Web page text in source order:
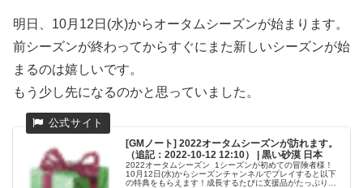
明日、10月12日(水)からオータムシーズンが始まります。
前シーズンが終わってからすぐにまた新しいシーズンが始
まるのは嬉しいです。
もう少し先になるのかと思っていました。
[GMノート] 2022オータムシーズンが訪れます。
（追記：2022-10-12 12:10） | 黒い砂漠 日本
2022オータムシーズン 1シーズンが初めての冒険者様！
10月12日(水)からシーズンチャンネルでプレイすると以下
の特典をもらえます！成長するたびに支援品がたっぷり！